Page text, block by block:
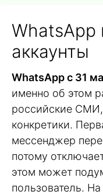
WhatsApp
аккаунты
WhatsApp с 31
именно об этом
российские СМИ,
конкретики.
мессенджер
потому
этом может
пользователь.